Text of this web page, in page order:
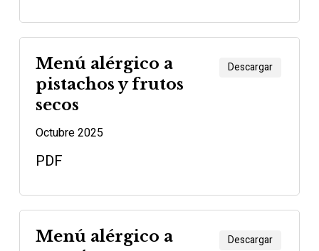
Menú alérgico a
pistachos y frutos
secos
Octubre 2025
PDF
Descargar
Menú alérgico a
Descargar